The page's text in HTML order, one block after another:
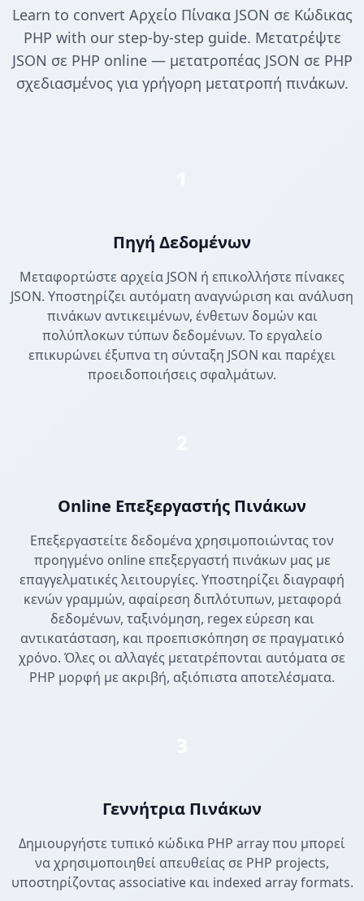
Learn to convert Αρχείο Πίνακα JSON σε Κώδικας
PHP with our step-by-step guide. Μετατρέψτε
JSON σε PHP online — μετατροπέας JSON σε PHP
σχεδιασμένος για γρήγορη μετατροπή πινάκων.
Πηγή Δεδομένων
Μεταφορτώστε αρχεία JSON ή επικολλήστε πίνακες
JSON. Υποστηρίζει αυτόματη αναγνώριση και ανάλυση
πινάκων αντικειμένων, ένθετων δομών και
πολύπλοκων τύπων δεδομένων. Το εργαλείο
επικυρώνει έξυπνα τη σύνταξη JSON και παρέχει
προειδοποιήσεις σφαλμάτων.
Online Επεξεργαστής Πινάκων
Επεξεργαστείτε δεδομένα χρησιμοποιώντας τον
προηγμένο online επεξεργαστή πινάκων μας με
επαγγελματικές λειτουργίες. Υποστηρίζει διαγραφή
κενών γραμμών, αφαίρεση διπλότυπων, μεταφορά
δεδομένων, ταξινόμηση, regex εύρεση και
αντικατάσταση, και προεπισκόπηση σε πραγματικό
χρόνο. Όλες οι αλλαγές μετατρέπονται αυτόματα σε
PHP μορφή με ακριβή, αξιόπιστα αποτελέσματα.
Γεννήτρια Πινάκων
Δημιουργήστε τυπικό κώδικα PHP array που μπορεί
να χρησιμοποιηθεί απευθείας σε PHP projects,
υποστηρίζοντας associative και indexed array formats.